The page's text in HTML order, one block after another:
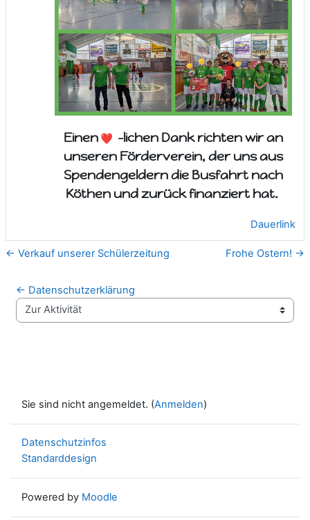
Einen
-lichen Dank richten wir an
unseren Förderverein, der uns aus
Spendengeldern die Busfahrt nach
Köthen und zurück finanziert hat.
Dauerlink
← Verkauf unserer Schülerzeitung Frohe Ostern! →
← Datenschutzerklärung
Zur Aktivität
Sie sind nicht angemeldet. (Anmelden)
Datenschutzinfos
Standarddesign
Powered by Moodle